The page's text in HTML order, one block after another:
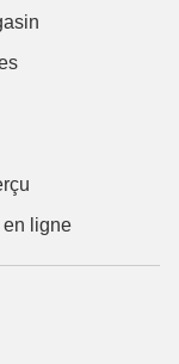
en ligne